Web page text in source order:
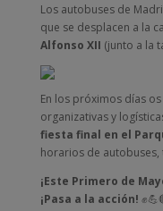
Los autobuses de
que se desplacen a la
Alfonso XII (junto a la
En los próximos días
organizativas y
fiesta final en el
horarios de autobuses,
¡Este Primero de
¡Pasa a la acción!